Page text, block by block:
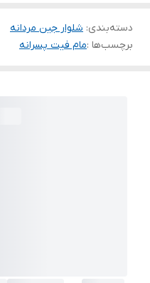
دسته‌بندی: شلوار جین مردانه
برچسب‌ها :مام فیت پسرانه